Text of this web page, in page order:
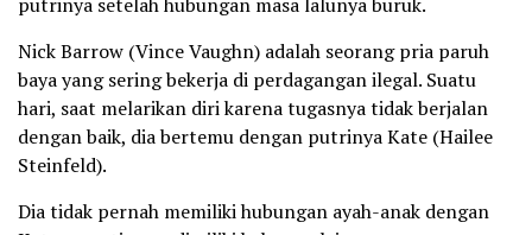
Nick Barrow (Vince Vaughn) adalah seorang pria paruh
baya yang sering bekerja di perdagangan ilegal. Suatu
hari, saat melarikan diri karena tugasnya tidak berjalan
dengan baik, dia bertemu dengan putrinya Kate (Hailee
Steinfeld).
Dia tidak pernah memiliki hubungan ayah-anak dengan